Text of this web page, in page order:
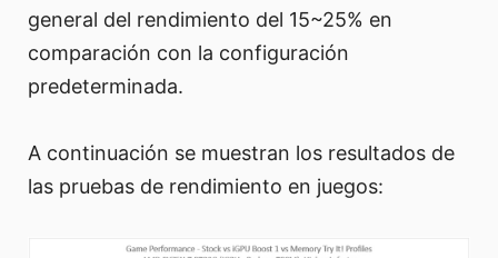
general del rendimiento del 15~25% en
comparación con la configuración
predeterminada.
A continuación se muestran los resultados de
las pruebas de rendimiento en juegos: